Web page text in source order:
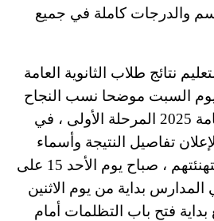
والدرجات كاملة في جميع
نتائج طلاب الثانوية العامة
صباح يوم السبت موضحا نسب النجاح
ومؤشرات الثانوية العامة 2025 المرحلة الأولى ، في
تفاصيل النتيجة وأسماء
الأوائل والاتصال بهم لتهنئتهم ، صباح يوم الأحد 15 على
المدارس بداية من يوم الاثنين
2025 مع بداية فتح باب التظلمات أمام